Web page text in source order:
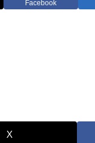
Facebook
X